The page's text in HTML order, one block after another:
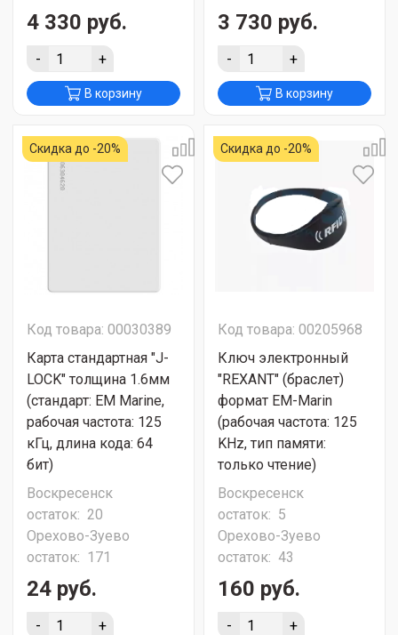
4 330 руб.
- +
В корзину
3 730 руб.
- +
В корзину
Скидка до -20%
Код товара: 00030389
Карта стандартная "J-
LOCK" толщина 1.6мм
(стандарт: EM Marine,
рабочая частота: 125
кГц, длина кода: 64
бит)
Воскресенск
остаток: 20
Орехово-Зуево
остаток: 171
24 руб.
- +
Скидка до -20%
Код товара: 00205968
Ключ электронный
"REXANT" (браслет)
формат EM-Marin
(рабочая частота: 125
KHz, тип памяти:
только чтение)
Воскресенск
остаток: 5
Орехово-Зуево
остаток: 43
160 руб.
- +